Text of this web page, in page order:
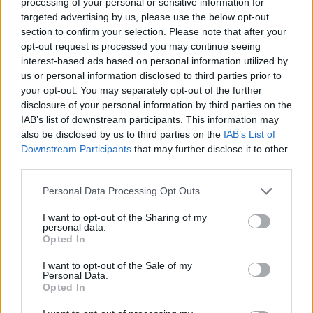
targeted advertising by us, please use the below opt-out
section to confirm your selection. Please note that after your
opt-out request is processed you may continue seeing
interest-based ads based on personal information utilized by
us or personal information disclosed to third parties prior to
your opt-out. You may separately opt-out of the further
disclosure of your personal information by third parties on the
IAB’s list of downstream participants. This information may
also be disclosed by us to third parties on the IAB’s List of
Downstream Participants that may further disclose it to other
Personal Data Processing Opt Outs
I want to opt-out of the Sharing of my
personal data.
Opted In
I want to opt-out of the Sale of my
Personal Data.
Opted In
SHOWBIZ
Λυδία Κονιόρδου: «Δεν νιώθω ότι
έχω κάνει κάποια καριέρα»
δρόμους η Αλίκη - Της γυρίζουν όλοι
SHOWBIZ
Η άγνωστη ιστορία πίσω από την
τολμηρή σκηνή της Ζωής Λάσκαρη
και του Αλέκου Αλεξανδράκη
Οι παικταράδες που δεν έγιναν ποτέ οι θρύλοι που